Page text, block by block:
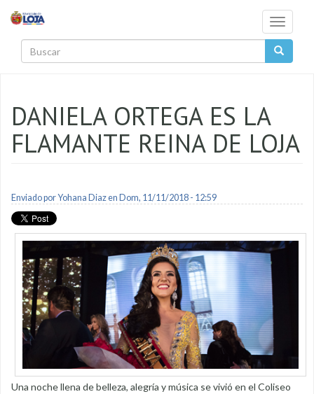
Toggle
DANIELA ORTEGA ES LA
FLAMANTE REINA DE LOJA
Enviado porYohana Diazen Dom, 11/11/2018 - 12:59
Una noche llena de belleza, alegría y música se vivió en el Coliseo